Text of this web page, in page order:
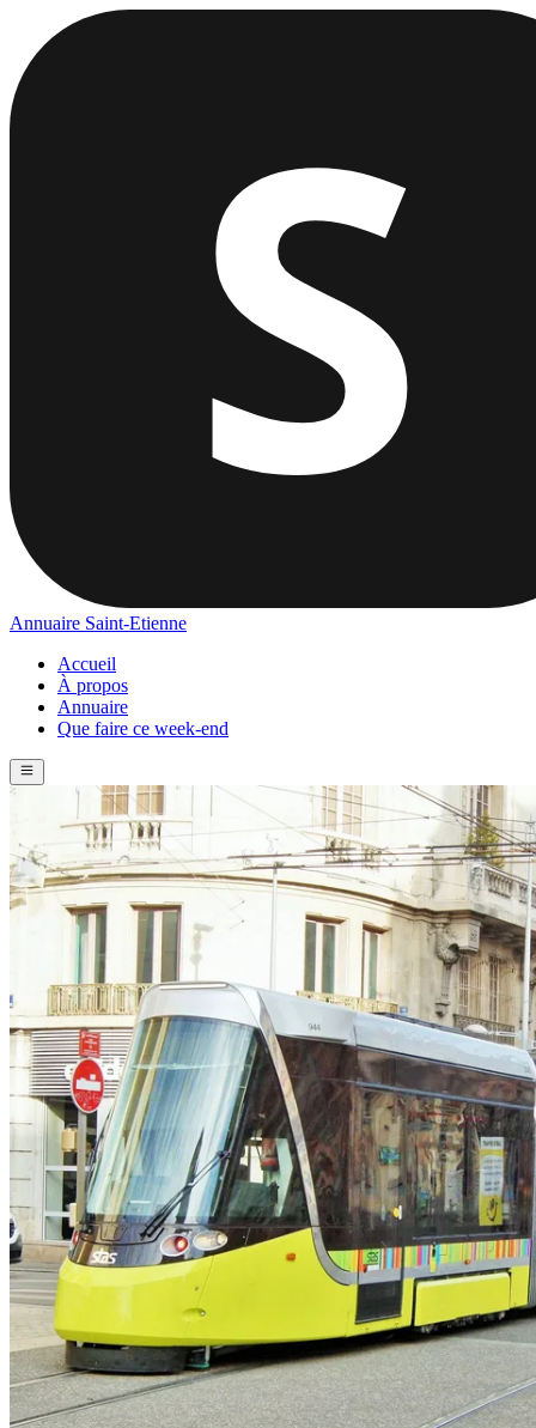
Annuaire Saint-Etienne
Accueil
À propos
Annuaire
Que faire ce week-end